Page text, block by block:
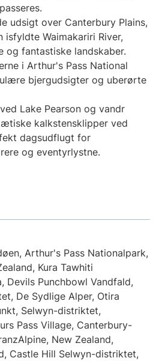
udsigt over Canterbury Plains,
isfyldte Waimakariri River,
og fantastiske landskaber.
i Arthur's Pass National
bjergudsigter og uberørte
Lake Pearson og vandr
kalkstensklipper ved
dagsudflugt for
og eventyrlystne.
Arthur's Pass Nationalpark,
Kura Tawhiti
Devils Punchbowl Vandfald,
De Sydlige Alper, Otira
Selwyn-distriktet,
Pass Village, Canterbury-
New Zealand,
Castle Hill Selwyn-distriktet,